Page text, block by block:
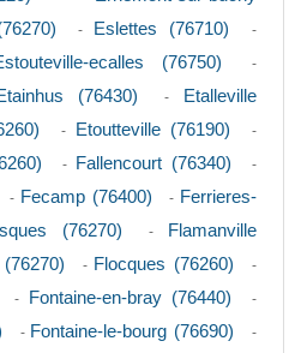
- Eslettes (76710) -
ecalles (76750) -
(76430) -
Etalleville
- Etoutteville (76190) -
- Fallencourt (76340) -
- Fecamp (76400) - Ferrieres-
(76270) -
Flamanville
- Flocques (76260) -
- Fontaine-en-bray (76440) -
- Fontaine-le-bourg (76690) -